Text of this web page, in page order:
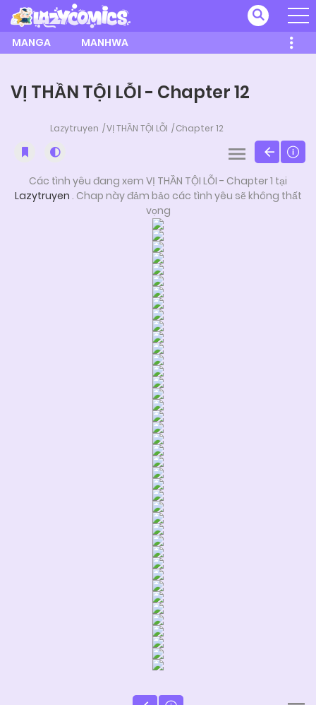
MANGA MANHWA
VỊ THẦN TỘI LỖI - Chapter 12
Lazytruyen VỊ THẦN TỘI LỖI Chapter 12
Các tình yêu đang xem VỊ THẦN TỘI LỖI - Chapter 1 tại
Lazytruyen . Chap này đảm bảo các tình yêu sẽ không thất
vọng